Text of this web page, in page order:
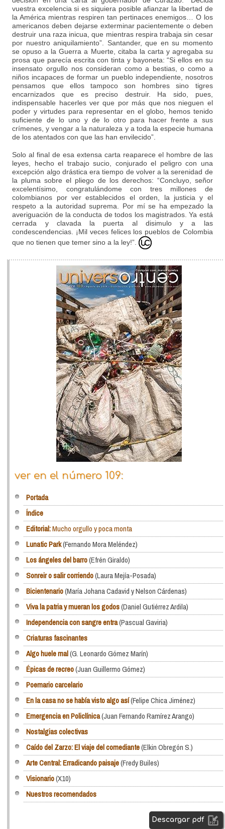
vuestra excelencia si es siquiera posible afianzar la libertad de
la América mientras respiren tan pertinaces enemigos… O los
americanos deben dejarse exterminar pacientemente o deben
destruir una raza inicua, que mientras respira trabaja sin cesar
por nuestro aniquilamiento”. Santander, que en su momento
se opuso a la Guerra a Muerte, citaba la carta y agregaba su
prosa que parecía escrita con tinta y bayoneta: “Si ellos en su
insensato orgullo nos consideran como a bestias, o como a
niños incapaces de formar un pueblo independiente, nosotros
pensamos que ellos tampoco son hombres sino tigres
encarnizados que es preciso destruir. Ha sido, pues,
indispensable hacerles ver que por más que nos nieguen el
poder y virtudes para representar en el globo, hemos tenido
suficiente de lo uno y de lo otro para hacer frente a sus
crímenes, y vengar a la naturaleza y a toda la especie humana
de los atentados con que las han envilecido”.
Solo al final de esa extensa carta reaparece el hombre de las
leyes, hecho el trabajo sucio, conjurado el peligro con una
excepción algo drástica era tiempo de volver a la serenidad de
la pluma sobre el pliego de los derechos: “Concluyo, señor
excelentísimo, congratulándome con tres millones de
colombianos por ver establecidos el orden, la justicia y el
respeto a la autoridad suprema. Por mí se ha empezado la
averiguación de la conducta de todos los magistrados. Ya está
cerrada y clavada la puerta al disimulo y a las
condescendencias. ¡Mil veces felices los pueblos de Colombia
que no tienen que temer sino a la ley!”.
ver en el número 109:
Portada
Índice
Editorial:Mucho orgullo y poca monta
Lunatic Park(Fernando Mora Meléndez)
Los ángeles del barro(Efrén Giraldo)
Sonreir o salir corriendo(Laura Mejía-Posada)
Bicientenario(María Johana Cadavid y Nelson Cárdenas)
Viva la patria y mueran los godos(Daniel Gutiérrez Ardila)
Independencia con sangre entra(Pascual Gaviria)
Criaturas fascinantes
Algo huele mal(G. Leonardo Gómez Marín)
Épicas de recreo(Juan Guillermo Gómez)
Poemario carcelario
En la casa no se había visto algo así(Felipe Chica Jiménez)
Emergencia en Policlínica(Juan Fernando Ramírez Arango)
Nostalgias colectivas
Caído del Zarzo: El viaje del comediante(Elkin Obregón S.)
Arte Central: Erradicando paisaje(Fredy Builes)
Visionario(X10)
Nuestros recomendados
Descargar pdf